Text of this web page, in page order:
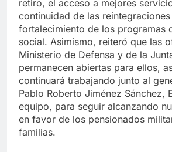
retiro, el acceso a mejores
continuidad de las
fortalecimiento de los programas
social. Asimismo, reiteró que las
Ministerio de Defensa y de la
permanecen abiertas para ellos,
continuará trabajando junto al
Pablo Roberto Jiménez Sánchez,
equipo, para seguir alcanzando
en favor de los pensionados
familias.